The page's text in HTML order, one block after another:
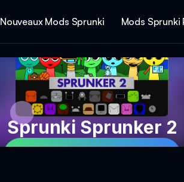
Nouveaux Mods Sprunki Mods Sprunki
Sprunki Sprunker 2